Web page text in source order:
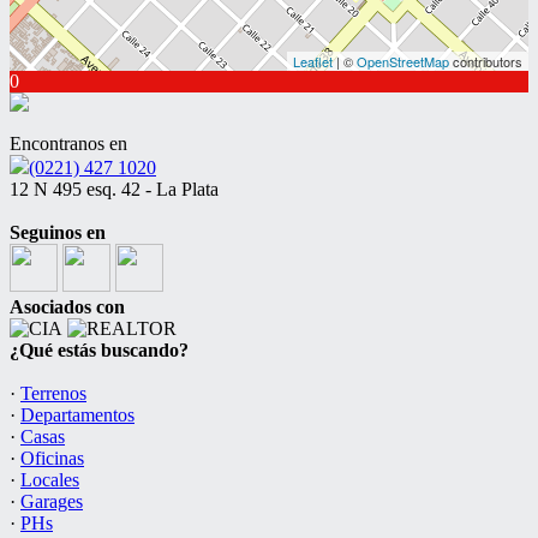
Leaflet| ©OpenStreetMapcontributors
0
Encontranos en
(0221) 427 1020
12 N 495 esq. 42 - La Plata
Seguinos en
Asociados con
¿Qué estás buscando?
· Terrenos
· Departamentos
· Casas
· Oficinas
· Locales
· Garages
· PHs